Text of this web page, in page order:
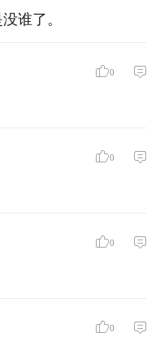
谁了。
0
0
0
0